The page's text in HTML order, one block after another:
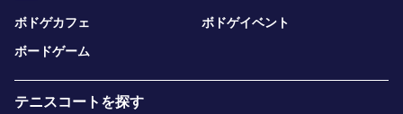
ボドゲカフェ
ボドゲイベント
ボードゲーム
テニスコートを探す